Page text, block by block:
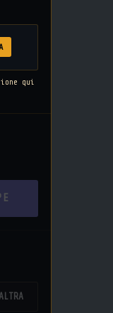
qui
ALTRA